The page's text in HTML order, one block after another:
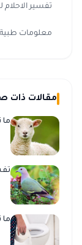
تفسير الاحلام
معلومات طبية
مقالات ذات